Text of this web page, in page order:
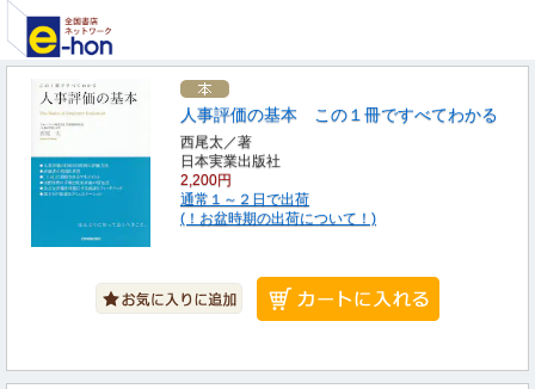
人事評価の基本 この１冊ですべてわかる
西尾太／著
日本実業出版社
2,200円
通常１～２日で出荷
(！お盆時期の出荷について！)